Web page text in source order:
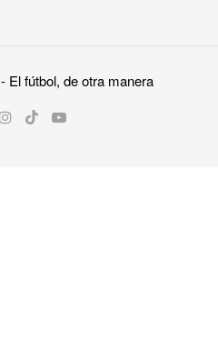
- El fútbol, de otra manera